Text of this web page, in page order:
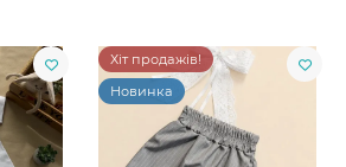
Хіт продажів!
Новинка